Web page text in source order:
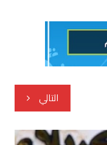
التالي